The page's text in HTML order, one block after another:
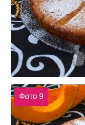
Фото 9